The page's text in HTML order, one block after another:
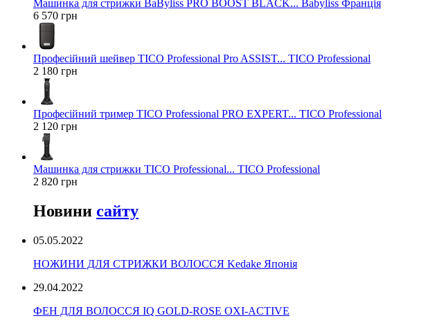
Машинка для стрижки BaByliss PRO BOOST BLACK... Babyliss Франція
6 570 грн
Професійний шейвер TICO Professional Pro ASSIST... TICO Professional
2 180 грн
Професійний тример TICO Professional PRO EXPERT... TICO Professional
2 120 грн
Машинка для стрижки TICO Professional... TICO Professional
2 820 грн
Новини сайту
05.05.2022
НОЖИНИ ДЛЯ СТРИЖКИ ВОЛОССЯ Kedake Японія
29.04.2022
ФЕН ДЛЯ ВОЛОССЯ IQ GOLD-ROSE OXI-ACTIVE